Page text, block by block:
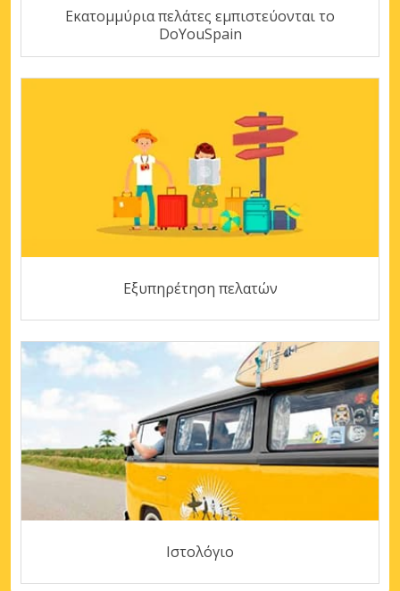
Εκατομμύρια πελάτες εμπιστεύονται το
DoYouSpain
Εξυπηρέτηση πελατών
Ιστολόγιο